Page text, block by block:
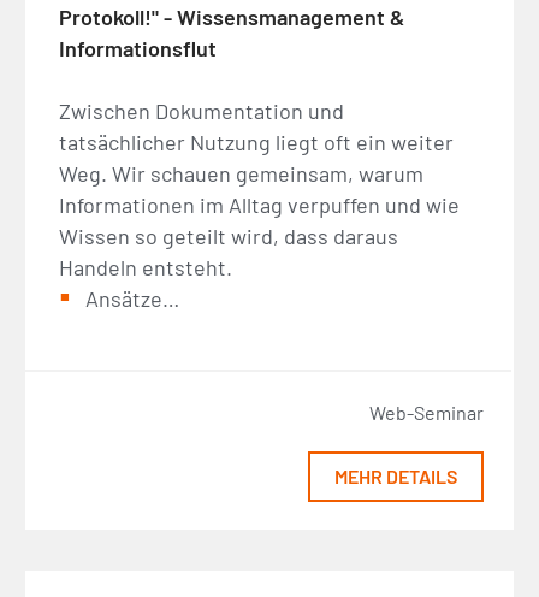
Protokoll!" - Wissensmanagement &
Informationsflut
Zwischen Dokumentation und
tatsächlicher Nutzung liegt oft ein weiter
Weg. Wir schauen gemeinsam, warum
Informationen im Alltag verpuffen und wie
Wissen so geteilt wird, dass daraus
Handeln entsteht.
Ansätze…
Web-Seminar
MEHR DETAILS